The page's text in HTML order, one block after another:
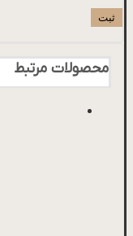
محصولات مرتبط